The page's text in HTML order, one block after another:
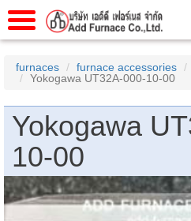
บเราAbout Us
Service
Contact Us
furnaces furnace accessories
Yokogawa UT32A-000-10-00
Yokogawa
10-00